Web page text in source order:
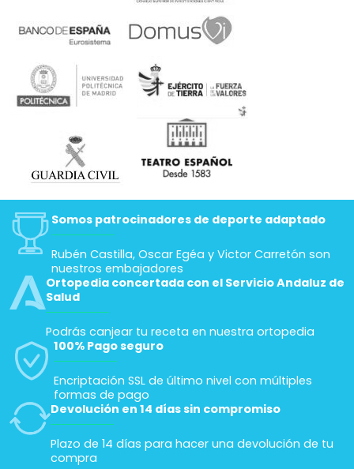
Somos patrocinadores de deporte adaptado
Rubén Castilla, Oscar Egéa y Victor Carretón son
nuestros embajadores
Ortopedia concertada con el Servicio Andaluz de
Salud
Podrás canjear tu receta en nuestra ortopedia
100% Pago seguro
Encriptación SSL de último nivel con múltiples
formas de pago
Devolución en 14 días sin compromiso
Plazo de 14 días para hacer una devolución de tu
compra